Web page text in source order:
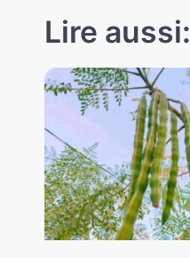
Lire aussi: